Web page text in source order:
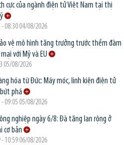
cực của ngành điện tử Việt Nam tại thị
- 08:30 04/08/2026
vệ mô hình tăng trưởng trước thềm đàm
với Mỹ và EU
05/08/2026
hóa từ Đức: Máy móc, linh kiện điện tử
phá
- 09:05 05/08/2026
nghiệp ngày 6/8: Đà tăng lan rộng ở
bản
- 10:59 06/08/2026